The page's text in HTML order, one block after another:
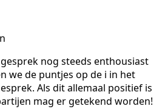
nog steeds enthousiast
we de puntjes op de i in het
Als dit allemaal positief is
mag er getekend worden!